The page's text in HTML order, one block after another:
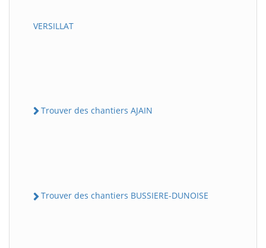
VERSILLAT
Trouver des chantiers AJAIN
Trouver des chantiers BUSSIERE-DUNOISE